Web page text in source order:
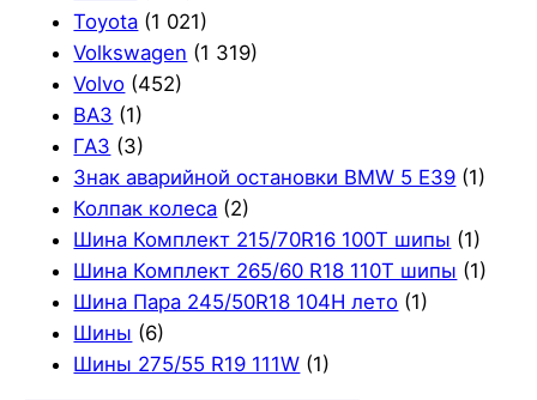
Toyota (1 021)
Volkswagen (1 319)
Volvo (452)
ВАЗ (1)
ГАЗ (3)
Знак аварийной остановки BMW 5 E39 (1)
Колпак колеса (2)
Шина Комплект 215/70R16 100T шипы (1)
Шина Комплект 265/60 R18 110T шипы (1)
Шина Пара 245/50R18 104H лето (1)
Шины (6)
Шины 275/55 R19 111W (1)